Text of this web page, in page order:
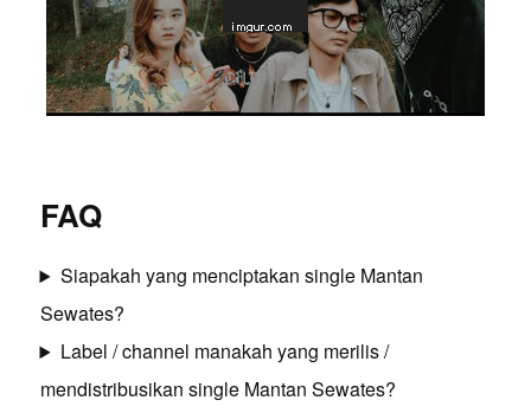
FAQ
Siapakah yang menciptakan single Mantan
Sewates?
Label / channel manakah yang merilis /
mendistribusikan single Mantan Sewates?